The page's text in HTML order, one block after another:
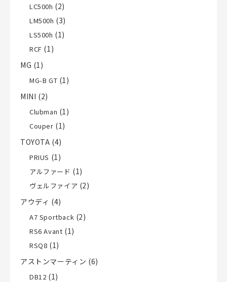
LC500h (2)
LM500h (3)
LS500h (1)
RCF (1)
MG (1)
MG-B GT (1)
MINI (2)
Clubman (1)
Couper (1)
TOYOTA (4)
PRIUS (1)
アルファード (1)
ヴェルファイア (2)
アウディ (4)
A7 Sportback (2)
RS6 Avant (1)
RSQ8 (1)
アストンマーティン (6)
DB12 (1)